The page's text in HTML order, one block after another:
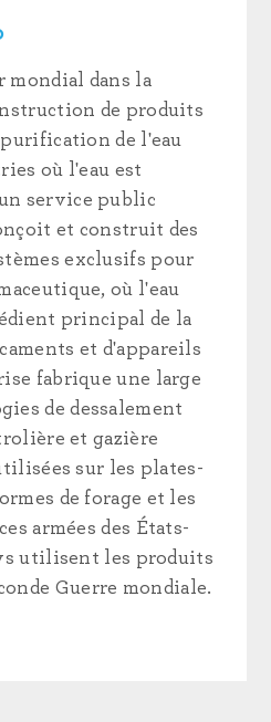
mondial dans la
de produits
de l'eau
où l'eau est
service public
et construit des
exclusifs pour
où l'eau
principal de la
et d'appareils
fabrique une large
de dessalement
et gazière
sur les plates-
de forage et les
armées des États-
utilisent les produits
Guerre mondiale.